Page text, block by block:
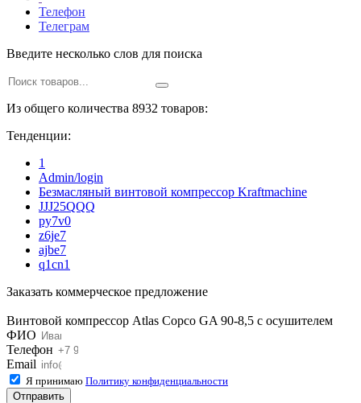
Телефон
Телеграм
Введите несколько слов для поиска
Из общего количества 8932 товаров:
Тенденции:
1
Admin/login
Безмасляный винтовой компрессор Kraftmaсhine
JJJ25QQQ
py7v0
z6je7
ajbe7
q1cn1
Заказать коммерческое предложение
Винтовой компрессор Atlas Copco GA 90-8,5 с осушителем
ФИО
Телефон
Email
Я принимаю Политику конфиденциальности
Отправить